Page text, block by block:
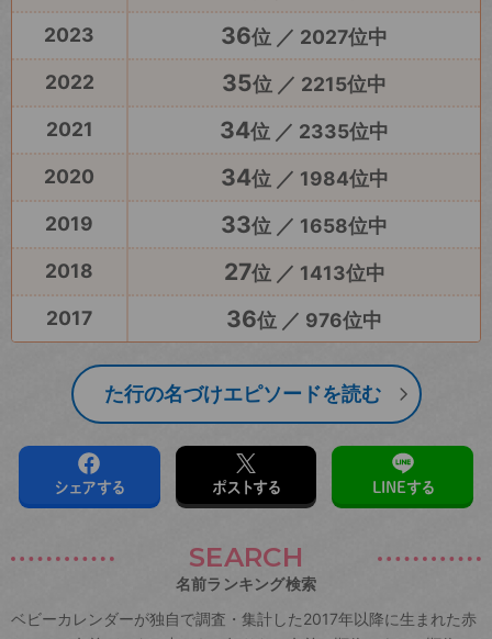
2023
36位 ／ 2027位中
2022
35位 ／ 2215位中
2021
34位 ／ 2335位中
2020
34位 ／ 1984位中
2019
33位 ／ 1658位中
2018
27位 ／ 1413位中
2017
36位 ／ 976位中
た行の名づけエピソードを読む
シェアする ポストする LINEする
SEARCH
名前ランキング検索
ベビーカレンダーが独自で調査・集計した2017年以降に生まれた赤